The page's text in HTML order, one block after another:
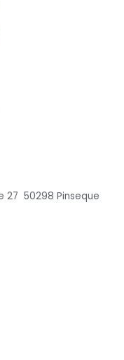
27 50298 Pinseque